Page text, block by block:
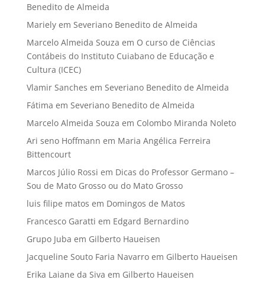
Benedito de Almeida
Marielyem Severiano Benedito de Almeida
Marcelo Almeida Souza em O curso de Ciências
Contábeis do Instituto Cuiabano de Educação e
Cultura (ICEC)
Vlamir Sanches em Severiano Benedito de Almeida
Fátima em Severiano Benedito de Almeida
Marcelo Almeida Souza em Colombo Miranda Noleto
Ari seno Hoffmann em Maria Angélica Ferreira
Bittencourt
Marcos Júlio Rossi em Dicas do Professor Germano –
Sou de Mato Grosso ou do Mato Grosso
luis filipe matos em Domingos de Matos
Francesco Garatti em Edgard Bernardino
Grupo Juba em Gilberto Haueisen
Jacqueline Souto Faria Navarroem Gilberto Haueisen
Erika Laiane da Siva em Gilberto Haueisen